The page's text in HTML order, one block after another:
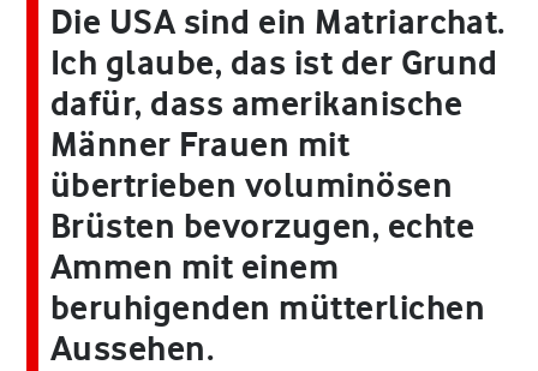
Die USA sind ein Matriarchat.
Ich glaube, das ist der Grund
dafür, dass amerikanische
Männer Frauen mit
übertrieben voluminösen
Brüsten bevorzugen, echte
Ammen mit einem
beruhigenden mütterlichen
Aussehen.